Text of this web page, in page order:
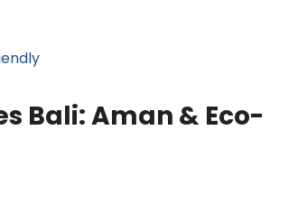
Bali: Aman & Eco-